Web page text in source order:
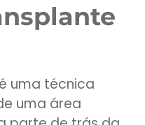
uma técnica
uma área